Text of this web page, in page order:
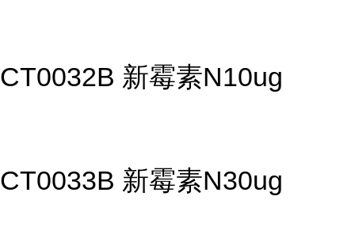
CT0032B 新霉素N10ug
CT0033B 新霉素N30ug